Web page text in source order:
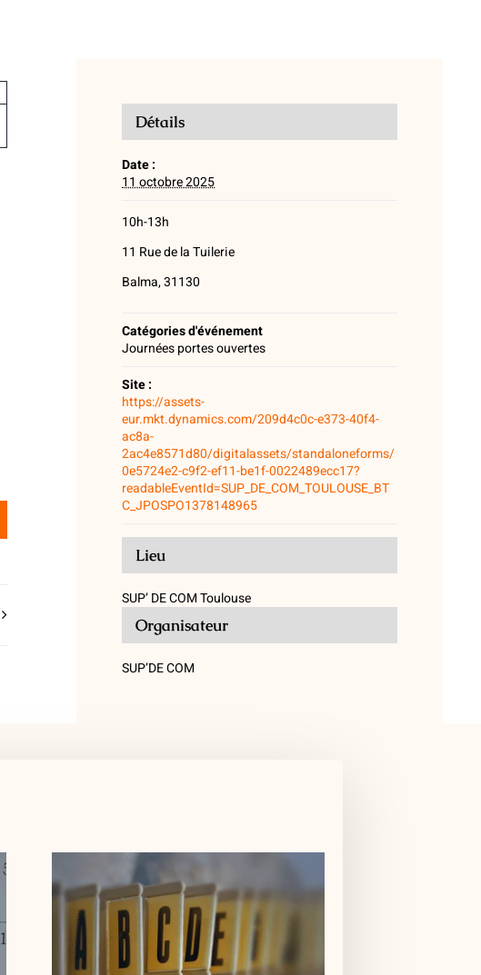
Détails
Date :
11 octobre 2025
10h-13h
11 Rue de la Tuilerie
Balma, 31130
Catégories d'événement
Journées portes ouvertes
Site :
https://assets-
eur.mkt.dynamics.com/209d4c0c-e373-40f4-
ac8a-
2ac4e8571d80/digitalassets/standaloneforms/
0e5724e2-c9f2-ef11-be1f-0022489ecc17?
readableEventId=SUP_DE_COM_TOULOUSE_BT
C_JPOSPO1378148965
Lieu
SUP’ DE COM Toulouse
Organisateur
SUP’DE COM